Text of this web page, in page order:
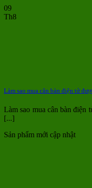
Làm sao mua cân bàn điện tử
Làm sao mua cân bàn điện
[...]
09
Th8
Sản phẩm mới cập nhật